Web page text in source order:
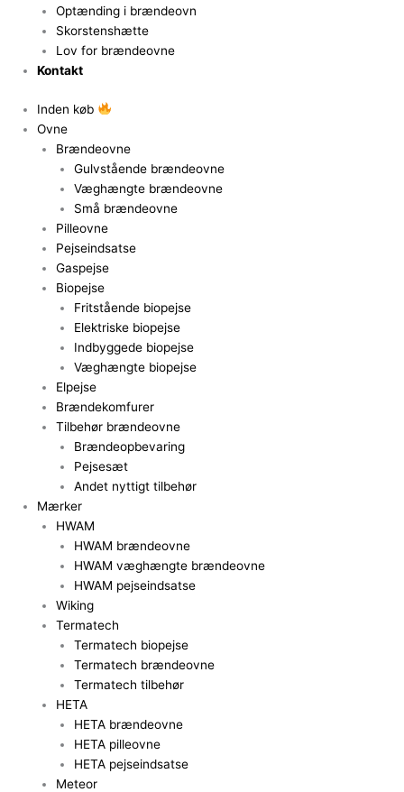
Optænding i brændeovn
Skorstenshætte
Lov for brændeovne
Kontakt
Inden køb
Ovne
Brændeovne
Gulvstående brændeovne
Væghængte brændeovne
Små brændeovne
Pilleovne
Pejseindsatse
Gaspejse
Biopejse
Fritstående biopejse
Elektriske biopejse
Indbyggede biopejse
Væghængte biopejse
Elpejse
Brændekomfurer
Tilbehør brændeovne
Brændeopbevaring
Pejsesæt
Andet nyttigt tilbehør
Mærker
HWAM
HWAM brændeovne
HWAM væghængte brændeovne
HWAM pejseindsatse
Wiking
Termatech
Termatech biopejse
Termatech brændeovne
Termatech tilbehør
HETA
HETA brændeovne
HETA pilleovne
HETA pejseindsatse
Meteor